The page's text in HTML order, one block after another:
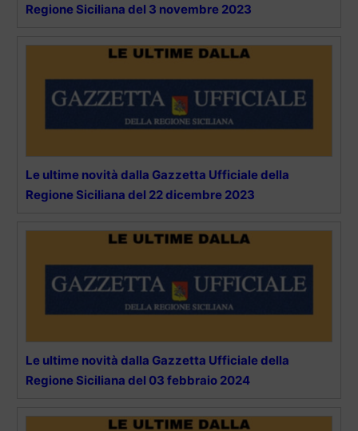
Regione Siciliana del 3 novembre 2023
Le ultime novità dalla Gazzetta Ufficiale della
Regione Siciliana del 22 dicembre 2023
Le ultime novità dalla Gazzetta Ufficiale della
Regione Siciliana del 03 febbraio 2024